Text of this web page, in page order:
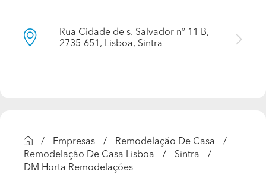
Rua Cidade de s. Salvador nº 11 B,
2735-651, Lisboa, Sintra
Empresas
Remodelação De Casa
Remodelação De Casa Lisboa
Sintra
DM Horta Remodelações